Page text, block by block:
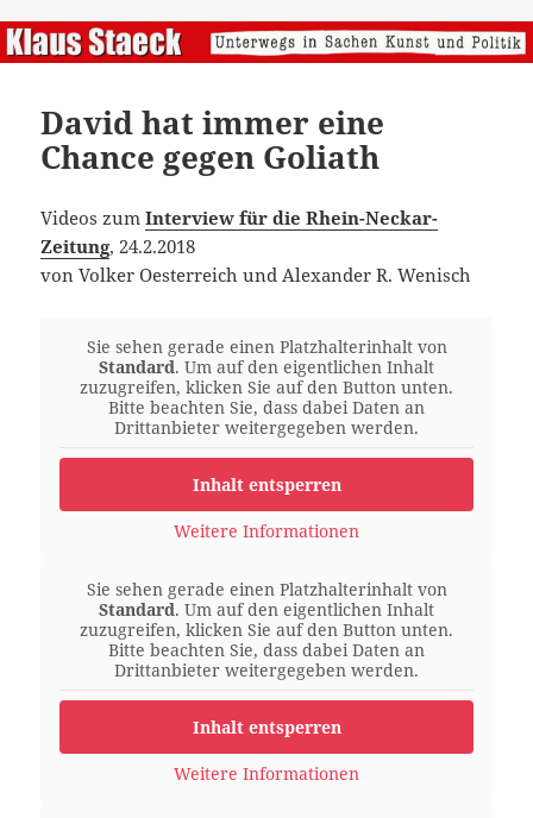
David hat immer eine
Chance gegen Goliath
Videos zumInterview für die Rhein-Neckar-
Zeitung, 24.2.2018
von Volker Oesterreich und Alexander R. Wenisch
Sie sehen gerade einen Platzhalterinhalt von
Standard. Um auf den eigentlichen Inhalt
zuzugreifen, klicken Sie auf den Button unten.
Bitte beachten Sie, dass dabei Daten an
Drittanbieter weitergegeben werden.
Inhalt entsperren
Weitere Informationen
Sie sehen gerade einen Platzhalterinhalt von
Standard. Um auf den eigentlichen Inhalt
zuzugreifen, klicken Sie auf den Button unten.
Bitte beachten Sie, dass dabei Daten an
Drittanbieter weitergegeben werden.
Inhalt entsperren
Weitere Informationen